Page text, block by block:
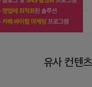
유사 컨텐